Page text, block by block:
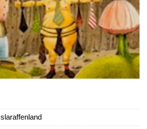
slaraffenland